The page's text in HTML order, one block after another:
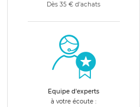
Dès 35 € d'achats
Equipe d'experts
à votre écoute :